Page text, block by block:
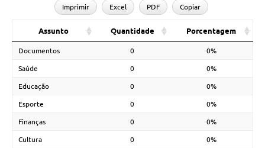
Imprimir Excel PDF Copiar
Assunto Quantidade Porcentagem
Documentos 0 0%
Saúde 0 0%
Educação 0 0%
Esporte 0 0%
Finanças 0 0%
Cultura 0 0%